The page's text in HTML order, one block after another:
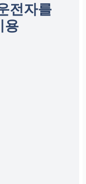
전자를
용